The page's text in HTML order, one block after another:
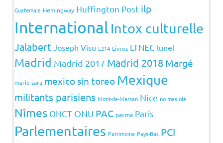
Guatemala Hemingway Huffington Post ilp
International Intox culturelle
Jalabert Joseph Visu L214 Livres LTNEC lunel
Madrid Madrid 2017 Madrid 2018 Margé
marie sara mexico sin toreo Mexique
militants parisiens Mont-de-Marsan Nice no mas olé
Nîmes ONCT ONU PAC pacma Paris
Parlementaires Patrimoine Pays-Bas PCI